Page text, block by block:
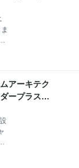
アーキテク
ープラス